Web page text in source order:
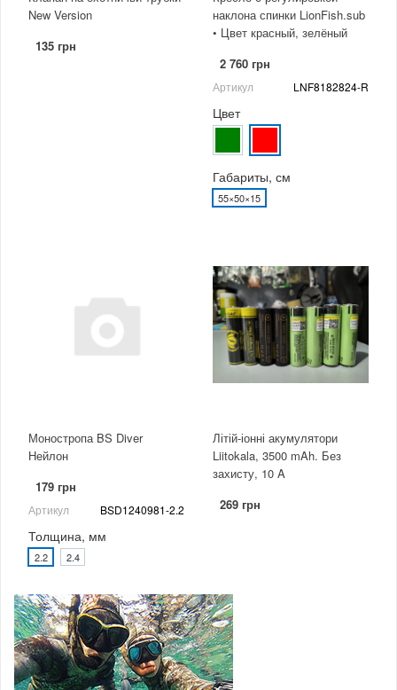
New Version
135 грн
наклона спинки LionFish.sub
• Цвет красный, зелёный
2 760 грн
Артикул LNF8182824-R
Цвет
Габариты, см
55×50×15
Моностропа BS Diver
Нейлон
179 грн
Артикул BSD1240981-2.2
Толщина, мм
2.2 2.4
Літій-іонні акумулятори
Liitokala, 3500 mAh. Без
захисту, 10 A
269 грн